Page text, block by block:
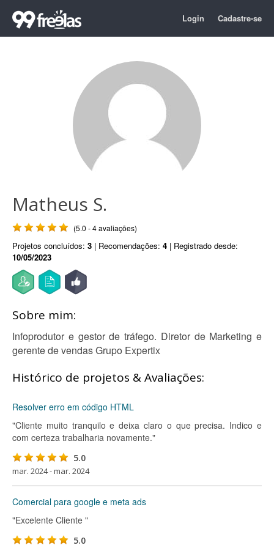
Login Cadastre-se
Matheus S.
(5.0 - 4 avaliações)
Projetos concluídos: 3 | Recomendações: 4 | Registrado desde:
10/05/2023
Sobre mim:
Infoprodutor e gestor de tráfego. Diretor de Marketing e
gerente de vendas Grupo Expertix
Histórico de projetos & Avaliações:
Resolver erro em código HTML
"Cliente muito tranquilo e deixa claro o que precisa. Indico e
com certeza trabalharia novamente."
5.0
mar. 2024 - mar. 2024
Comercial para google e meta ads
"Excelente Cliente "
5.0